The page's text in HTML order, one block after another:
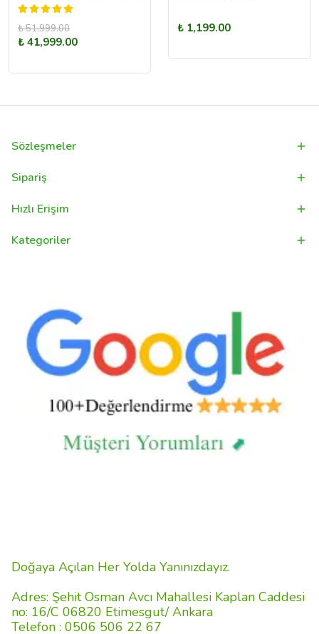
₺ 51,999.00
₺ 41,999.00
₺ 1,199.00
Sözleşmeler
Sipariş
Hızlı Erişim
Kategoriler
Doğaya Açılan Her Yolda Yanınızdayız.
Adres: Şehit Osman Avcı Mahallesi Kaplan Caddesi
no: 16/C 06820 Etimesgut/ Ankara
Telefon : 0506 506 22 67